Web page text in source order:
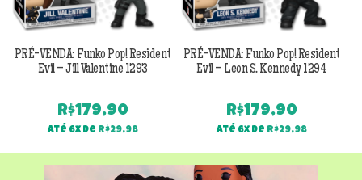
PRÉ-VENDA: Funko Pop! Resident
Evil – Jill Valentine 1293
R$179,90
Até 6x de R$29,98
PRÉ-VENDA: Funko Pop! Resident
Evil – Leon S. Kennedy 1294
R$179,90
Até 6x de R$29,98